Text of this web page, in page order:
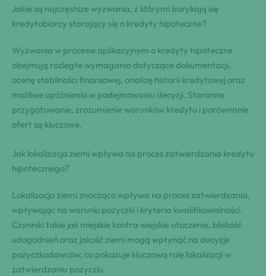
Jakie są najczęstsze wyzwania, z którymi borykają się
kredytobiorcy starający się o kredyty hipoteczne?
Wyzwania w procesie aplikacyjnym o kredyty hipoteczne
obejmują rozległe wymagania dotyczące dokumentacji,
ocenę stabilności finansowej, analizę historii kredytowej oraz
możliwe opóźnienia w podejmowaniu decyzji. Staranne
przygotowanie, zrozumienie warunków kredytu i porównanie
ofert są kluczowe.
Jak lokalizacja ziemi wpływa na proces zatwierdzania kredytu
hipotecznego?
Lokalizacja ziemi znacząco wpływa na proces zatwierdzania,
wpływając na warunki pożyczki i kryteria kwalifikowalności.
Czynniki takie jak miejskie kontra wiejskie otoczenie, bliskość
udogodnień oraz jakość ziemi mogą wpłynąć na decyzje
pożyczkodawców, co pokazuje kluczową rolę lokalizacji w
zatwierdzaniu pożyczki.